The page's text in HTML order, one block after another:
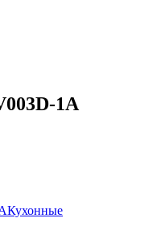
1A
Кухонные